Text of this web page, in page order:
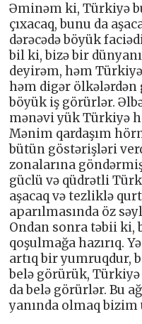
Əminəm ki, Türkiyə
çıxacaq, bunu da
dərəcədə böyük
bil ki, bizə bir dünyanı
deyirəm, həm
həm digər
böyük iş görürlər.
mənəvi yük Türkiyə
Mənim qardaşım
bütün göstərişləri
zonalarına
güclü və qüdrətli
aşacaq və tezliklə
aparılmasında öz
Ondan sonra təbii ki,
qoşulmağa hazırıq.
artıq bir yumruqdur,
belə görürük, Türkiyə
da belə görürlər. Bu
yanında olmaq